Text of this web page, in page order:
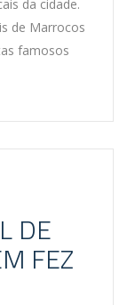
da cidade.
de Marrocos
famosos
DE
FEZ